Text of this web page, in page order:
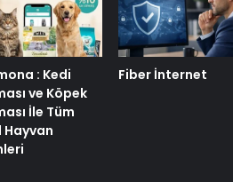
: Kedi
ve Köpek
İle Tüm
Hayvan
Fiber İnternet